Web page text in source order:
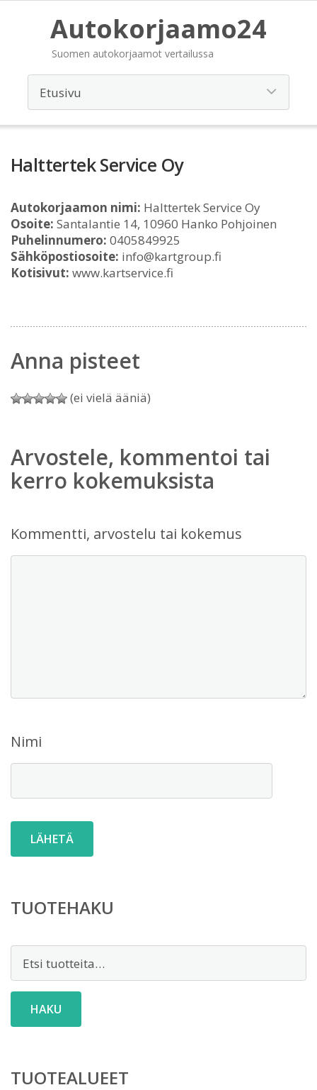
Autokorjaamo24
Suomen autokorjaamot vertailussa
Halttertek Service Oy
Autokorjaamon nimi: Halttertek Service Oy
Osoite: Santalantie 14, 10960 Hanko Pohjoinen
Puhelinnumero: 0405849925
Sähköpostiosoite: info@kartgroup.fi
Kotisivut: www.kartservice.fi
Anna pisteet
(ei vielä ääniä)
Arvostele, kommentoi tai
kerro kokemuksista
Kommentti, arvostelu tai kokemus
Nimi
TUOTEHAKU
HAKU
TUOTEALUEET